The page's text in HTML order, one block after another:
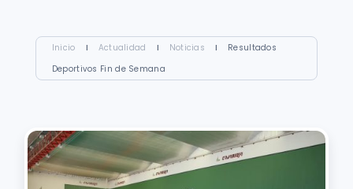
Inicio I Actualidad I Noticias I
Resultados
Deportivos Fin de Semana